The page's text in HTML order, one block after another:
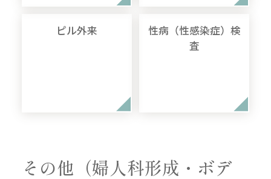
ピル外来
性病（性感染症）検
査
その他（婦人科形成・ボデ